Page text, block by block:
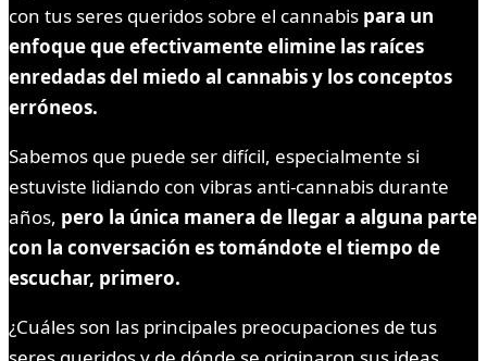
con tus seres queridos sobre el cannabis para un
enfoque que efectivamente elimine las raíces
enredadas del miedo al cannabis y los conceptos
erróneos.
Sabemos que puede ser difícil, especialmente si
estuviste lidiando con vibras anti-cannabis durante
años, pero la única manera de llegar a alguna parte
con la conversación es tomándote el tiempo de
escuchar, primero.
¿Cuáles son las principales preocupaciones de tus